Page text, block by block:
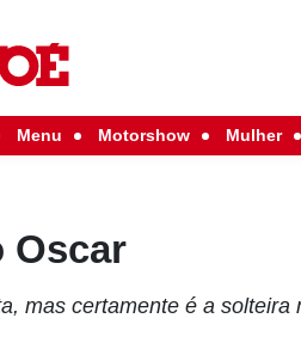
Menu Motorshow Mulher
Oscar
mas certamente é a solteira